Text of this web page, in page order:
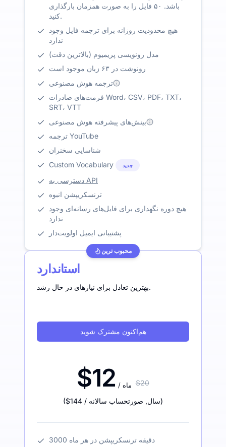
باشد. ۵۰ فایل را به صورت همزمان بارگذاری
کنید.
هیچ محدودیت روزانه برای ترجمه فایل وجود
ندارد
مدل رونویسی پریمیوم (بالاترین دقت)
رونوشت در ۶۳ زبان موجود است
ترجمه هوش مصنوعی
فرمت‌های صادرات Word، CSV، PDF، TXT،
SRT، VTT
بینش‌های پیشرفته هوش مصنوعی
ترجمه YouTube
شناسایی سخنران
Custom Vocabulary
جدید
دسترسی به API
ترنسکریپشن انبوه
هیچ دوره نگهداری برای فایل‌های رسانه‌ای وجود
ندارد
پشتیبانی ایمیل اولویت‌دار
محبوب ترین
استاندارد
بهترین تعادل برای نیازهای در حال رشد.
هم‌اکنون مشترک شوید
$12 / ماه $20
($144 / سال, صورتحساب سالانه )
3000 دقیقه ترنسکریپشن در هر ماه